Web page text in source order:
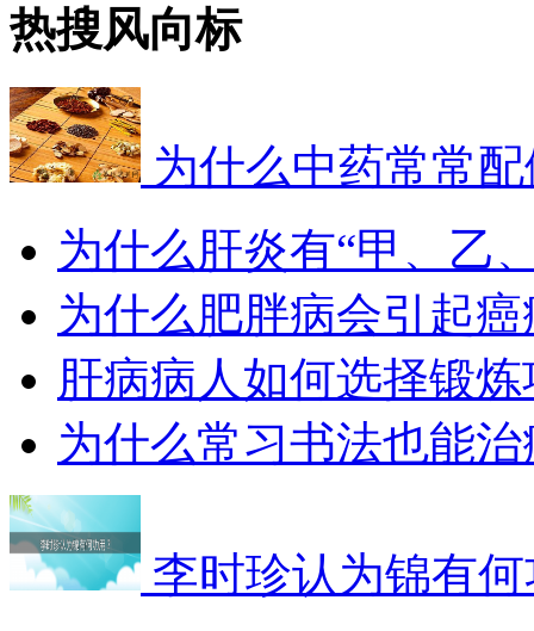
热搜风向标
为什么中药常常
为什么肝炎有“甲、乙
为什么肥胖病会引起癌
肝病病人如何选择锻炼
为什么常习书法也能治
李时珍认为锦有